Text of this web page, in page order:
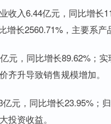
收入6.44亿元，同比增长
长2560.71%，主要系产
元，同比增长89.62%；
齐升导致销售规模增加。
元，同比增长23.95%；
投资收益。